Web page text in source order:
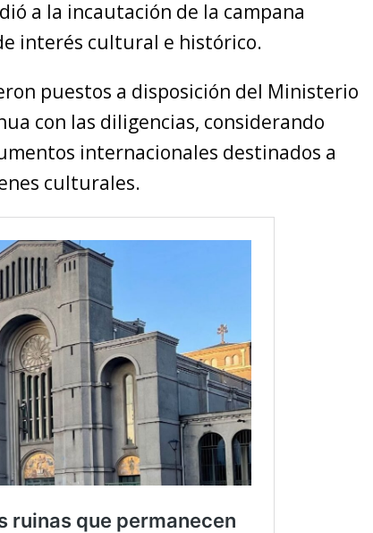
a la incautación de la campana
interés cultural e histórico.
puestos a disposición del Ministerio
con las diligencias, considerando
internacionales destinados a
culturales.